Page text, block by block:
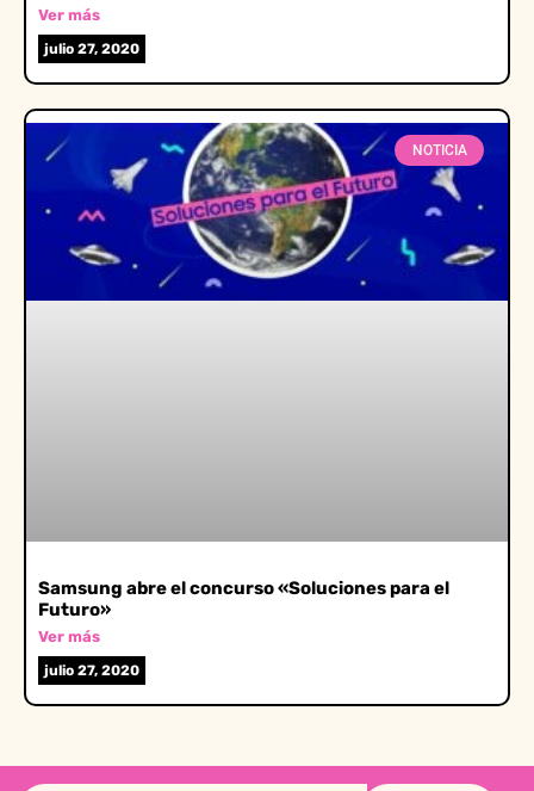
Ver más
julio 27, 2020
NOTICIA
Samsung abre el concurso «Soluciones para el
Futuro»
Ver más
julio 27, 2020